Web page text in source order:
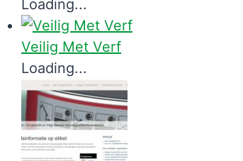
Loading...
Veilig Met Verf
Loading...